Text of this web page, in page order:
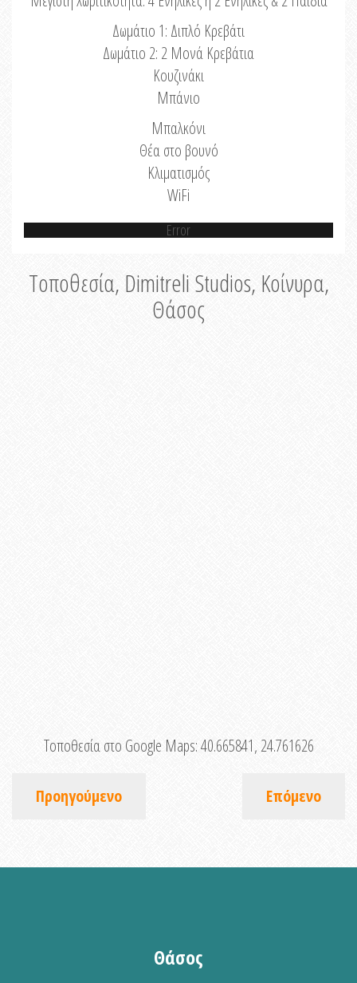
Δωμάτιο 1: Διπλό Κρεβάτι
Δωμάτιο 2: 2 Μονά Κρεβάτια
Κουζινάκι
Μπάνιο
Μπαλκόνι
Θέα στο βουνό
Κλιματισμός
WiFi
Error
Τοποθεσία, Dimitreli Studios, Κοίνυρα,
Θάσος
Τοποθεσία στο Google Maps:40.665841, 24.761626
Προηγούμενο Επόμενο
Θάσος